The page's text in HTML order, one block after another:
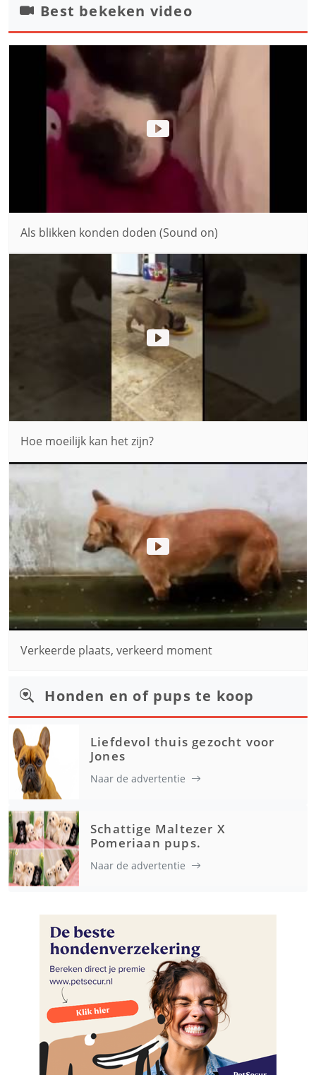
Best bekeken video
Als blikken konden doden (Sound on)
Hoe moeilijk kan het zijn?
Verkeerde plaats, verkeerd moment
Honden en of pups te koop
Liefdevol thuis gezocht voor
Jones
Naar de advertentie
Schattige Maltezer X
Pomeriaan pups.
Naar de advertentie